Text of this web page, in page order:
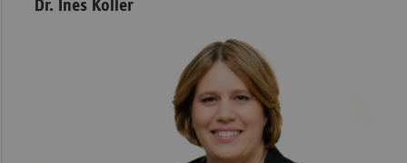
Dr. Ines Koller